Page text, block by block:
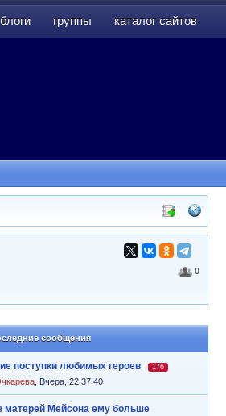
блоги группы каталог сайтов
0
сообщения
поступки любимых героев 176
Вчера, 22:37:40
матерей Мейсона ему больше